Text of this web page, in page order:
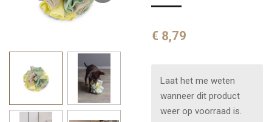
€ 8,79
Laat het me weten
wanneer dit product
weer op voorraad is.